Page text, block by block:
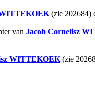
(zie 202684)
van Jacob Cornelisz
WITTEKOEK (zie